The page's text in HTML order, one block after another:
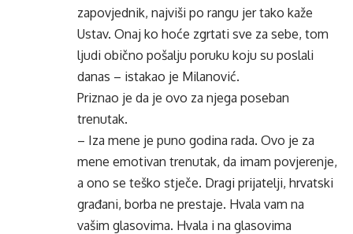
zapovjednik, najviši po rangu jer tako kaže
Ustav. Onaj ko hoće zgrtati sve za sebe, tom
ljudi obično pošalju poruku koju su poslali
danas – istakao je Milanović.
Priznao je da je ovo za njega poseban
trenutak.
– Iza mene je puno godina rada. Ovo je za
mene emotivan trenutak, da imam povjerenje,
a ono se teško stječe. Dragi prijatelji, hrvatski
građani, borba ne prestaje. Hvala vam na
vašim glasovima. Hvala i na glasovima